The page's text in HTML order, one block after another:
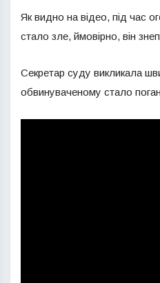
Як видно на відео, під час
стало зле, ймовірно, він
Секретар суду викликала
обвинуваченому стало